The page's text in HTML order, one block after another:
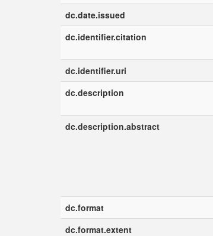
dc.date.issued
dc.identifier.citation
dc.identifier.uri
dc.description
dc.description.abstract
dc.format
dc.format.extent